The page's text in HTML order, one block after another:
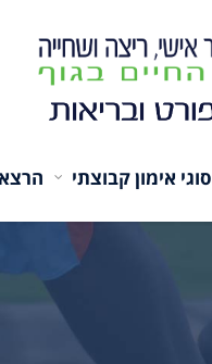
סוגי אימון קבוצתי